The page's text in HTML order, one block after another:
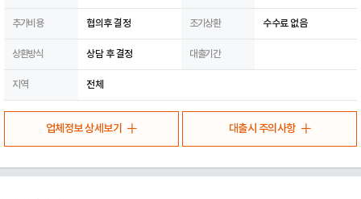
추가비용 협의후 결정 조기상환 수수료 없음
상환방식 상담 후 결정 대출기간
지역 전체
업체정보 상세보기 대출시 주의사항